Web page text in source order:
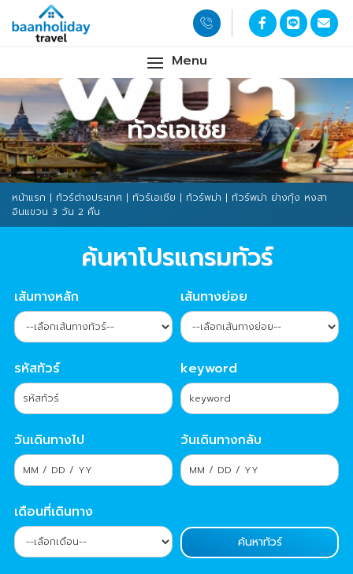
Menu
ทัวร์เอเชีย
หน้าแรก | ทัวร์ต่างประเทศ | ทัวร์เอเชีย | ทัวร์พม่า | ทัวร์พม่า ย่างกุ้ง หงสา
อินแขวน 3 วัน 2 คืน
ค้นหาโปรแกรมทัวร์
เส้นทางหลัก เส้นทางย่อย
รหัสทัวร์ keyword
วันเดินทางไป วันเดินทางกลับ
เดือนที่เดินทาง